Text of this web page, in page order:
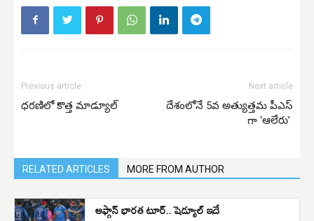
Previous article
ధరణిలో కొత్త మాడ్యూల్
Next article
దేశంలోనే 5వ అత్యుత్తమ పీఎస్
గా ‘ఆలేరు’
RELATED ARTICLES MORE FROM AUTHOR
ఆఫ్గాన్‌ భారత టూర్‌.. షెడ్యూల్‌ ఇదే